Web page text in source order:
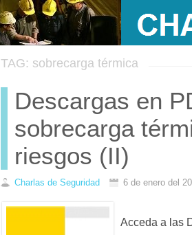
TAG: sobrecarga térmica
Descargas en
sobrecarga
riesgos (II)
Charlas de Seguridad 6 de enero del
Acceda a las